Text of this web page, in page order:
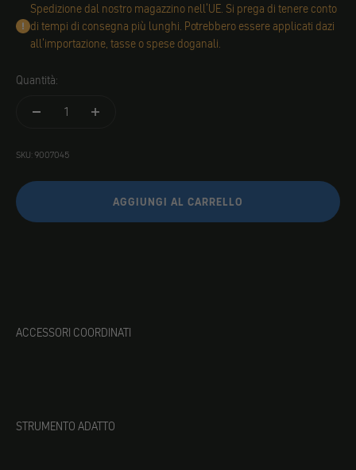
Spedizione dal nostro magazzino nell'UE. Si prega di tenere conto
di tempi di consegna più lunghi. Potrebbero essere applicati dazi
all'importazione, tasse o spese doganali.
Quantità:
SKU: 9007045
AGGIUNGI AL CARRELLO
ACCESSORI COORDINATI
STRUMENTO ADATTO